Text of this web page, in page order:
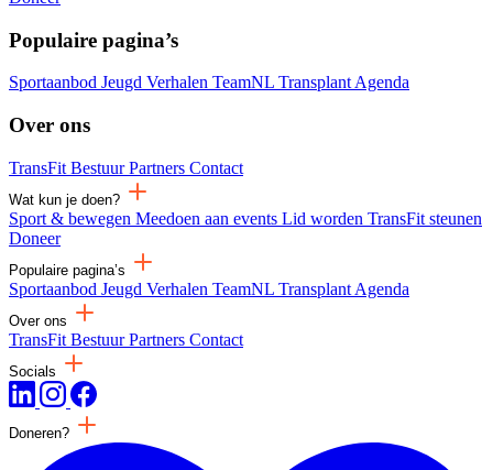
Populaire pagina’s
Sportaanbod Jeugd Verhalen TeamNL Transplant Agenda
Over ons
TransFit BestuurPartners Contact
Wat kun je doen?
Sport & bewegen Meedoen aan events Lid worden TransFit steunen
Doneer
Populaire pagina’s
Sportaanbod Jeugd Verhalen TeamNL Transplant Agenda
Over ons
TransFit BestuurPartners Contact
Socials
Doneren?